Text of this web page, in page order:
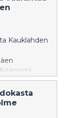
Kauklahden